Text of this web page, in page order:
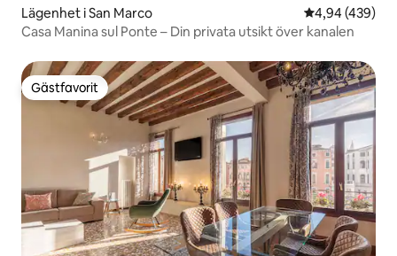
Lägenhet i San Marco 4,94 av 5 i
4,94 (439)
Casa Manina sul Ponte – Din privata utsikt över kanalen
Gästfavorit
Gästfavorit